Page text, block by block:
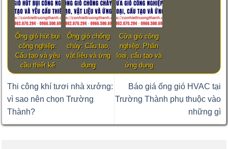
Ống gió hút bụi
công nghiệp:
Cấu tạo và yêu
cầu thiết kế
Ống gió chống
cháy: Cấu tạo,
vật liệu và ứng
dụng
Cửa gió công
nghiệp: Phân
loại, cấu tạo và
ứng dụng
Thi công khí tươi nhà xưởng:
vì sao nên chọn Trường
Thành?
Báo giá ống gió HVAC tại
Trường Thành phụ thuộc vào
những gì